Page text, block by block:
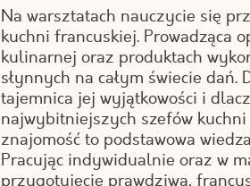
Na warsztatach nauczycie się
kuchni francuskiej. Prowadząca
kulinarnej oraz produktach
słynnych na całym świecie dań.
tajemnica jej wyjątkowości i
najwybitniejszych szefów kuchni
znajomość to podstawowa
Pracując indywidualnie oraz w
przygotujecie prawdziwą,